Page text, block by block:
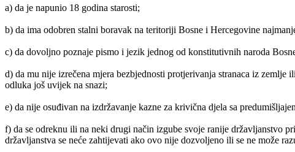
a) da je napunio 18 godina starosti;
b) da ima odobren stalni boravak na teritoriji Bosne i Hercegovine
c) da dovoljno poznaje pismo i jezik jednog od konstitutivnih naroda
d) da mu nije izrečena mjera bezbjednosti protjerivanja stranaca iz
odluka još uvijek na snazi;
e) da nije osuđivan na izdržavanje kazne za krivična djela sa
f) da se odreknu ili na neki drugi način izgube svoje ranije državljanstvo
državljanstva se neće zahtijevati ako ovo nije dozvoljeno ili se ne može